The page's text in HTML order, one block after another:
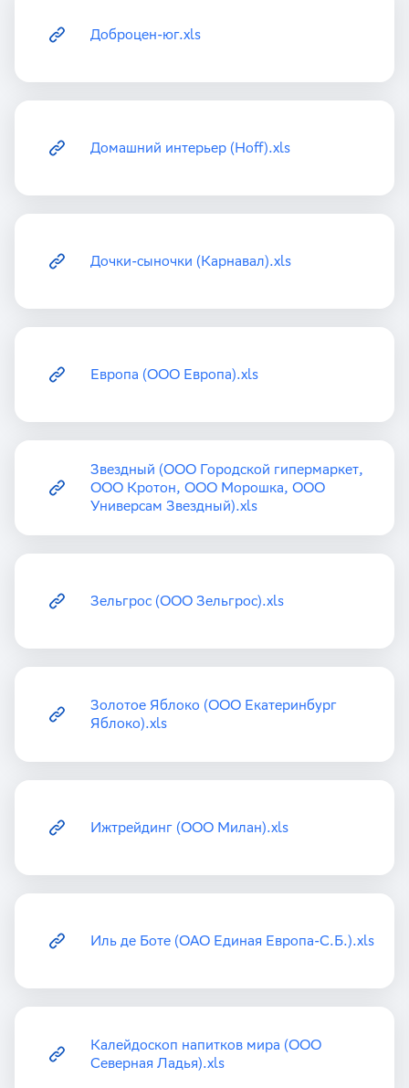
Доброцен-юг.xls
Домашний интерьер (Hoff).xls
Дочки-сыночки (Карнавал).xls
Европа (ООО Европа).xls
Звездный (ООО Городской гипермаркет,
ООО Кротон, ООО Морошка, ООО
Универсам Звездный).xls
Зельгрос (ООО Зельгрос).xls
Золотое Яблоко (ООО Екатеринбург
Яблоко).xls
Ижтрейдинг (ООО Милан).xls
Иль де Боте (ОАО Единая Европа-С.Б.).xls
Калейдоскоп напитков мира (ООО
Северная Ладья).xls